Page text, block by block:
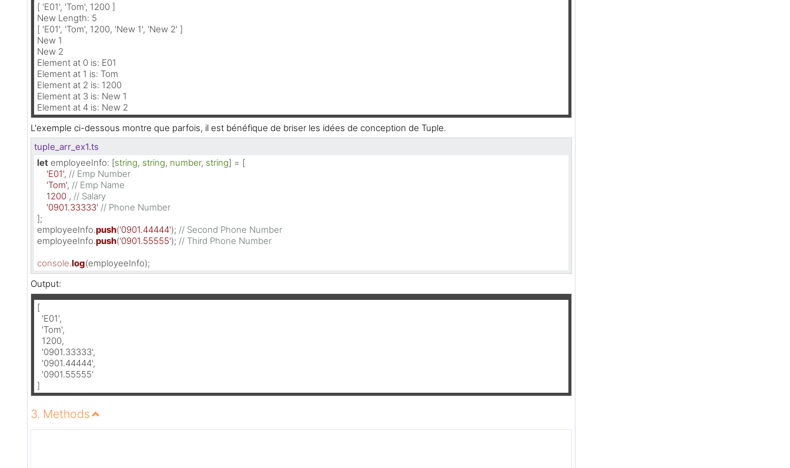
[ 'E01', 'Tom', 1200 ]
New Length: 5
[ 'E01', 'Tom', 1200, 'New 1', 'New 2' ]
New 1
New 2
Element at 0 is: E01
Element at 1 is: Tom
Element at 2 is: 1200
Element at 3 is: New 1
Element at 4 is: New 2
L'exemple ci-dessous montre que parfois, il est bénéfique de briser les idées de conception de Tuple.
tuple_arr_ex1.ts
let employeeInfo: [string, string, number, string] = [
'E01', // Emp Number
'Tom', // Emp Name
1200 , // Salary
'0901.33333' // Phone Number
];
employeeInfo.push('0901.44444'); // Second Phone Number
employeeInfo.push('0901.55555'); // Third Phone Number
console.log(employeeInfo);
Output:
[
  'E01',
  'Tom',
  1200,
  '0901.33333',
  '0901.44444',
  '0901.55555'
]
3. Methods